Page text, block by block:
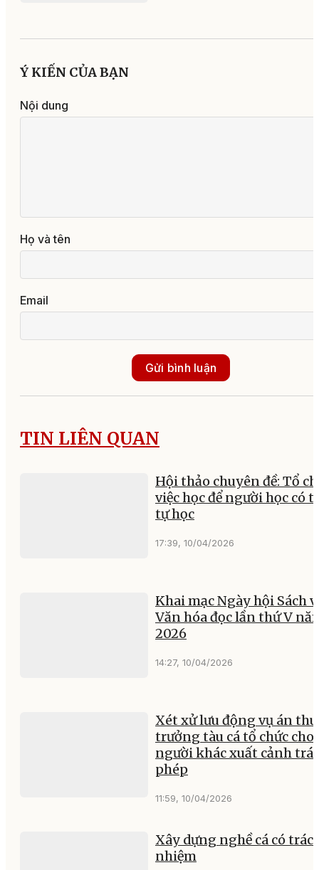
Ý KIẾN CỦA BẠN
Nội dung
Họ và tên
Email
Gửi bình luận
TIN LIÊN QUAN
Hội thảo chuyên đề: Tổ
việc học để người học có
tự học
17:39, 10/04/2026
Khai mạc Ngày hội Sách
Văn hóa đọc lần thứ V
2026
14:27, 10/04/2026
Xét xử lưu động vụ án
trưởng tàu cá tổ chức cho
người khác xuất cảnh trái
phép
11:59, 10/04/2026
Xây dựng nghề cá có
nhiệm